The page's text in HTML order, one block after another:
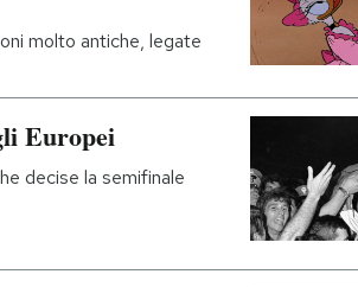
molto antiche, legate
Europei
decise la semifinale